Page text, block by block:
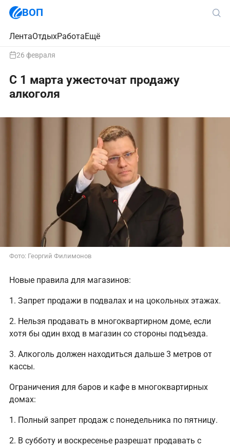
ВОП
ЛентаОтдыхРаботаЕщё
26 февраля
С 1 марта ужесточат продажу
алкоголя
Фото: Георгий Филимонов
Новые правила для магазинов:
1. Запрет продажи в подвалах и на цокольных этажах.
2. Нельзя продавать в многоквартирном доме, если
хотя бы один вход в магазин со стороны подъезда.
3. Алкоголь должен находиться дальше 3 метров от
кассы.
Ограничения для баров и кафе в многоквартирных
домах:
1. Полный запрет продаж с понедельника по пятницу.
2. В субботу и воскресенье разрешат продавать с